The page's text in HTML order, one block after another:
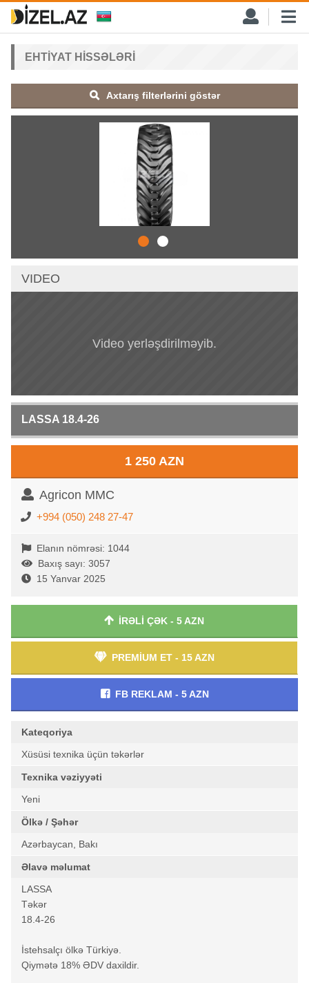
EHTIYAT HISSƏLƏRI
Axtarış filterlərini göstər
VIDEO
Video yerləşdirilməyib.
LASSA 18.4-26
1 250 AZN
Agricon MMC
+994 (050) 248 27-47
Elanın nömrəsi: 1044
Baxış sayı: 3057
15 Yanvar 2025
İRƏLİ ÇƏK - 5 AZN
PREMİUM ET - 15 AZN
FB REKLAM - 5 AZN
Kateqoriya
Xüsüsi texnika üçün təkərlər
Texnika vəziyyəti
Yeni
Ölkə / Şəhər
Azərbaycan, Bakı
Əlavə məlumat
LASSA
Təkər
18.4-26
İstehsalçı ölkə Türkiyə.
Qiymətə 18% ƏDV daxildir.